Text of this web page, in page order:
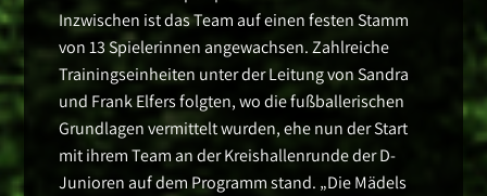
Inzwischen ist das Team auf einen festen Stamm
von 13 Spielerinnen angewachsen. Zahlreiche
Trainingseinheiten unter der Leitung von Sandra
und Frank Elfers folgten, wo die fußballerischen
Grundlagen vermittelt wurden, ehe nun der Start
mit ihrem Team an der Kreishallenrunde der D-
Junioren auf dem Programm stand. „Die Mädels